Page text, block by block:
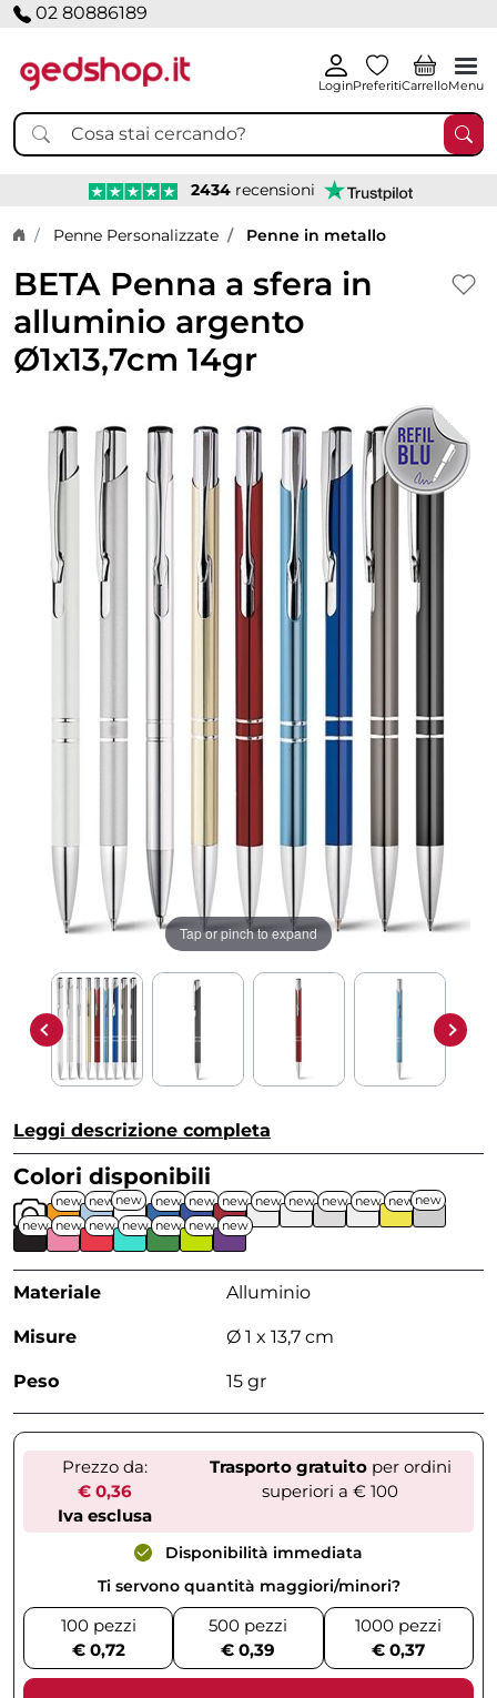
02 80886189
LoginPreferitiCarrelloMenu
2434 recensioni
Home page
Penne Personalizzate Penne in metallo
BETA Penna a sfera in
alluminio argento
Ø1x13,7cm 14gr
Tap or pinch to expand
Leggi descrizione completa
Colori disponibili
new new new new new new new new new new new new
new new new new new new new
Materiale Alluminio
Misure Ø 1 x 13,7 cm
Peso 15 gr
Prezzo da:
€ 0,36
Iva esclusa
Trasporto gratuitoper ordini
superiori a € 100
Disponibilità immediata
Ti servono quantità maggiori/minori?
100 pezzi
€ 0,72
500 pezzi
€ 0,39
1000 pezzi
€ 0,37